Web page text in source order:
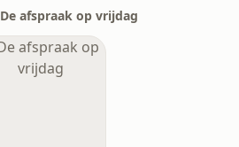
De afspraak op vrijdag